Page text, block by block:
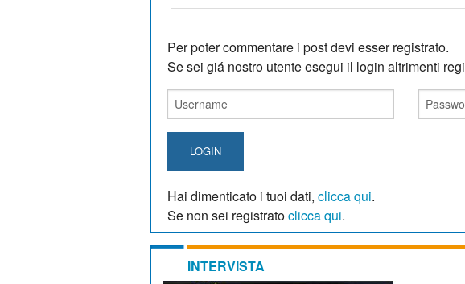
Per poter commentare i post devi esser registrato.
Se sei giá nostro utente esegui il login altrimenti
LOGIN
Hai dimenticato i tuoi dati, clicca qui.
Se non sei registratoclicca qui.
INTERVISTA